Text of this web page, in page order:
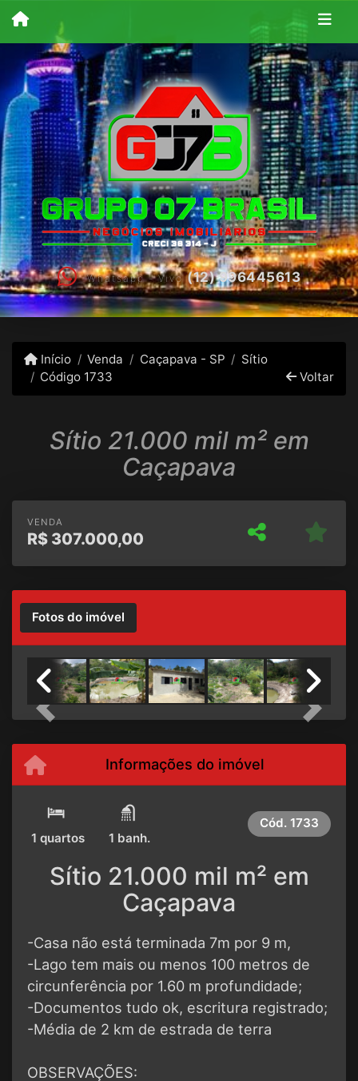
Whatsapp - Vivo(12) 996445613
Início Venda Caçapava - SP
Sítio
Código 1733
Voltar
Sítio 21.000 mil m² em
Caçapava
VENDA
R$ 307.000,00
Fotos do imóvel
Previous Next
Informações do imóvel
1 quartos 1 banh.
Cód. 1733
Sítio 21.000 mil m² em
Caçapava
-Casa não está terminada 7m por 9 m,
-Lago tem mais ou menos 100 metros de
circunferência por 1.60 m profundidade;
-Documentos tudo ok, escritura registrado;
-Média de 2 km de estrada de terra
OBSERVAÇÕES: